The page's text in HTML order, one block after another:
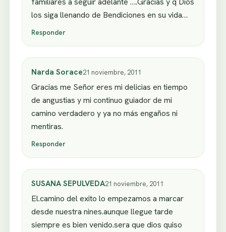
los siga llenando de Bendiciones en su vida…
Responder
Narda Sorace21 noviembre, 2011
Gracias me Señor eres mi delicias en tiempo
de angustias y mi continuo guiador de mi
camino verdadero y ya no más engaños ni
mentiras.
Responder
SUSANA SEPULVEDA21 noviembre, 2011
El.camino del exito lo empezamos a marcar
desde nuestra nines.aunque llegue tarde
siempre es bien venido.sera que dios quiso